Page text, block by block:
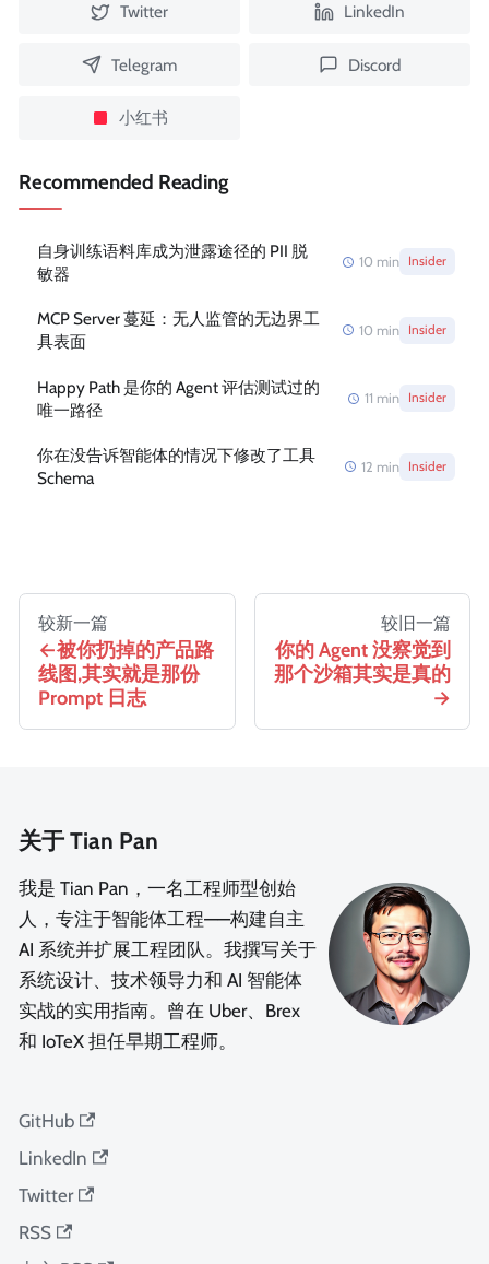
Twitter LinkedIn
Telegram Discord
小红书
Recommended Reading
自身训练语料库成为泄露途径的 PII 脱
敏器
10 min Insider
MCP Server 蔓延：无人监管的无边界工
具表面
10 min Insider
Happy Path 是你的 Agent 评估测试过的
唯一路径
11 min Insider
你在没告诉智能体的情况下修改了工具
Schema
12 min Insider
较新一篇
被你扔掉的产品路
线图,其实就是那份
Prompt 日志
较旧一篇
你的 Agent 没察觉到
那个沙箱其实是真的
关于 Tian Pan
我是 Tian Pan，一名工程师型创始
人，专注于智能体工程——构建自主
AI 系统并扩展工程团队。我撰写关于
系统设计、技术领导力和 AI 智能体
实战的实用指南。曾在 Uber、Brex
和 IoTeX 担任早期工程师。
GitHub
LinkedIn
Twitter
RSS